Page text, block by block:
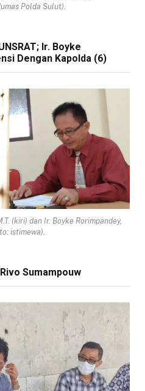
Polda Sulut).
Ir. Boyke
Dengan Kapolda (6)
(kiri) dan Ir. Boyke Rorimpandey,
istimewa).
Sumampouw